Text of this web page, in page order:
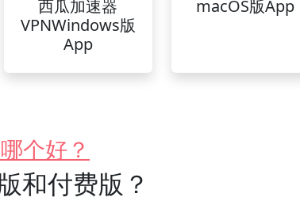
西瓜加速器
VPNWindows版
App
macOS版App
个好？
和付费版？